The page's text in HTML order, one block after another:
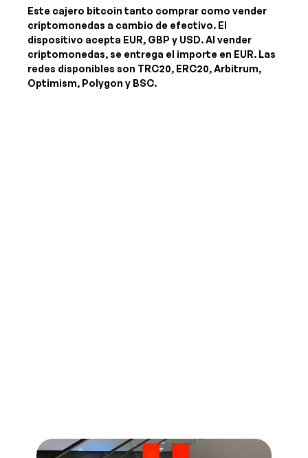
Este cajero bitcoin tanto comprar como vender
criptomonedas a cambio de efectivo. El
dispositivo acepta EUR, GBP y USD. Al vender
criptomonedas, se entrega el importe en EUR. Las
redes disponibles son TRC20, ERC20, Arbitrum,
Optimism, Polygon y BSC.